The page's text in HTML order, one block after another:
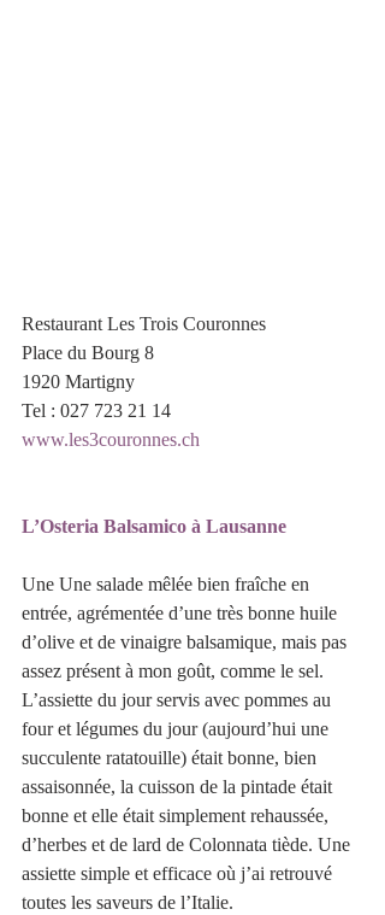
Restaurant Les Trois Couronnes
Place du Bourg 8
1920 Martigny
Tel : 027 723 21 14
www.les3couronnes.ch
L’Osteria Balsamico à Lausanne
Une Une salade mêlée bien fraîche en
entrée, agrémentée d’une très bonne huile
d’olive et de vinaigre balsamique, mais pas
assez présent à mon goût, comme le sel.
L’assiette du jour servis avec pommes au
four et légumes du jour (aujourd’hui une
succulente ratatouille) était bonne, bien
assaisonnée, la cuisson de la pintade était
bonne et elle était simplement rehaussée,
d’herbes et de lard de Colonnata tiède. Une
assiette simple et efficace où j’ai retrouvé
toutes les saveurs de l’Italie.